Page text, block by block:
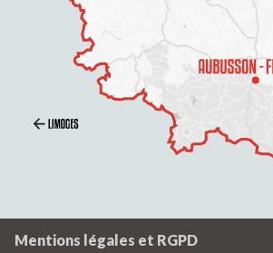
Mentions légales et RGPD